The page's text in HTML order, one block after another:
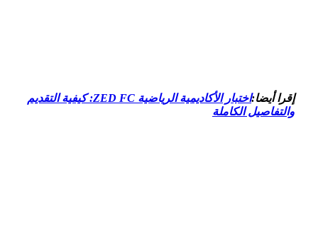
إقرا أيضا:
اختبار الأكاديمية الرياضية ZED FC: كيفية التقديم
والتفاصيل الكاملة